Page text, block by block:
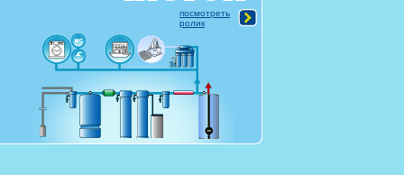
посмотреть
ролик